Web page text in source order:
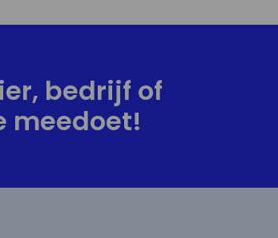
bedrijf of
meedoet!